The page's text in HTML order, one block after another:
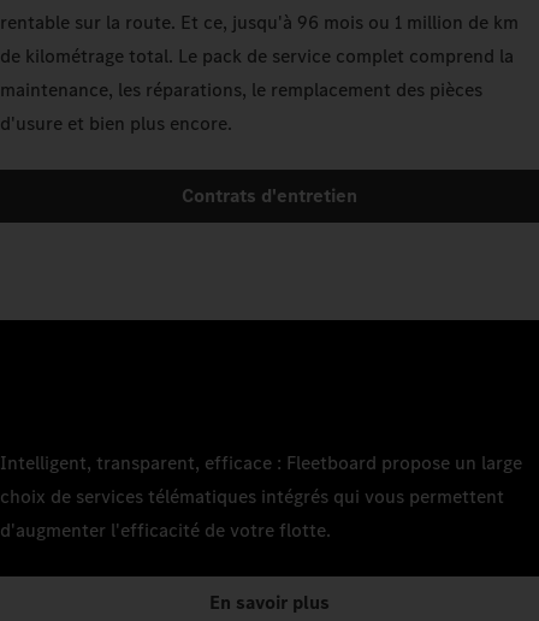
rentable sur la route. Et ce, jusqu'à 96 mois ou 1 million de km
de kilométrage total. Le pack de service complet comprend la
maintenance, les réparations, le remplacement des pièces
d'usure et bien plus encore.
Contrats d'entretien
Intelligent, transparent, efficace : Fleetboard propose un large
choix de services télématiques intégrés qui vous permettent
d'augmenter l'efficacité de votre flotte.
En savoir plus